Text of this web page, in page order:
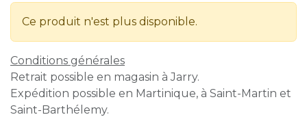
Ce produit n'est plus disponible.
Conditions générales
Retrait possible en magasin à Jarry.
Expédition possible en Martinique, à Saint-Martin et
Saint-Barthélemy.